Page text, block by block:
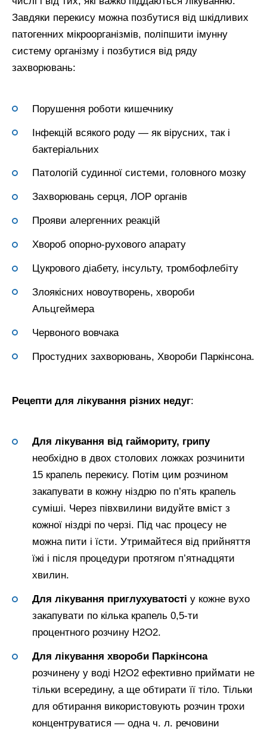
Завдяки перекису можна позбутися від шкідливих
патогенних мікроорганізмів, поліпшити імунну
систему організму і позбутися від ряду
захворювань:
Порушення роботи кишечнику
Інфекцій всякого роду — як вірусних, так і
бактеріальних
Патологій судинної системи, головного мозку
Захворювань серця, ЛОР органів
Прояви алергенних реакцій
Хвороб опорно-рухового апарату
Цукрового діабету, інсульту, тромбофлебіту
Злоякісних новоутворень, хвороби
Альцгеймера
Червоного вовчака
Простудних захворювань, Хвороби Паркінсона.
Рецепти для лікування різних недуг:
Для лікування від гаймориту, грипу
необхідно в двох столових ложках розчинити
15 крапель перекису. Потім цим розчином
закапувати в кожну ніздрю по п’ять крапель
суміші. Через півхвилини видуйте вміст з
кожної ніздрі по черзі. Під час процесу не
можна пити і їсти. Утримайтеся від прийняття
їжі і після процедури протягом п’ятнадцяти
хвилин.
Для лікування приглухуватості у кожне вухо
закапувати по кілька крапель 0,5-ти
процентного розчину Н2О2.
Для лікування хвороби Паркінсона
розчинену у воді Н2О2 ефективно приймати не
тільки всередину, а ще обтирати її тіло. Тільки
для обтирання використовують розчин трохи
концентруватися — одна ч. л. речовини